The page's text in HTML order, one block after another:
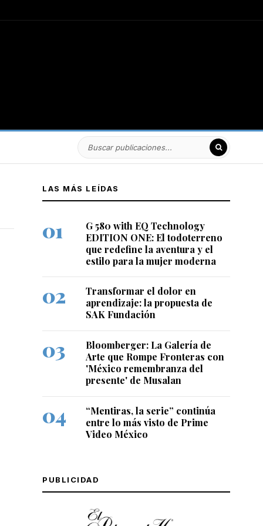
LAS MÁS LEÍDAS
G 580 with EQ Technology
EDITION ONE: El todoterreno
que redefine la aventura y el
estilo para la mujer moderna
Transformar el dolor en
aprendizaje: la propuesta de
SAK Fundación
Bloomberger: La Galería de
Arte que Rompe Fronteras con
'México remembranza del
presente' de Musalan
“Mentiras, la serie” continúa
entre lo más visto de Prime
Video México
PUBLICIDAD